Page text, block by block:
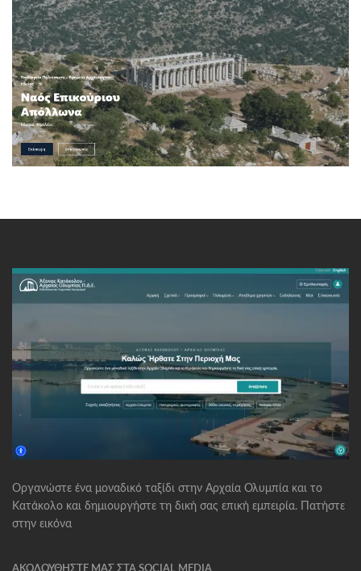
Οργανώστε ένα μοναδικό ταξίδι στην Αρχαία Ολυμπία και το
Κατάκολο και δημιουργήστε τη δική σας επική εμπειρία. Πατήστε
στην εικόνα
ΑΚΟΛΟΥΘΉΣΤΕ ΜΑΣ ΣΤΑ SOCIAL MEDIA